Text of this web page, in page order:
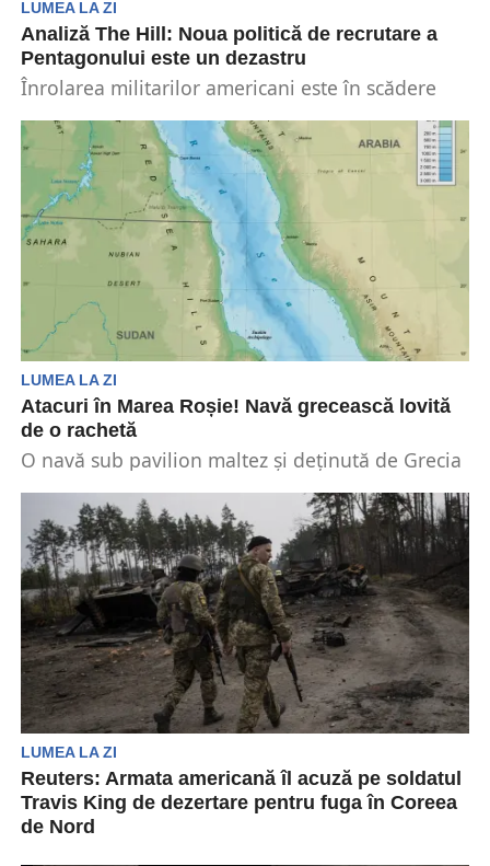
LUMEA LA ZI
Analiză The Hill: Noua politică de recrutare a
Pentagonului este un dezastru
Înrolarea militarilor americani este în scădere
30 de...
LUMEA LA ZI
Atacuri în Marea Roșie! Navă grecească lovită
de o rachetă
O navă sub pavilion maltez și deținută de Grecia
LUMEA LA ZI
Reuters: Armata americană îl acuză pe soldatul
Travis King de dezertare pentru fuga în Coreea
de Nord